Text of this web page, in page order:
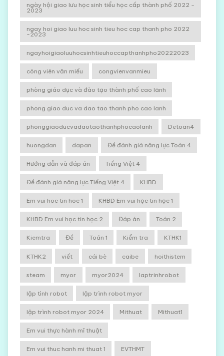
ngày hội giao lưu học sinh tiểu học cấp thành phố 2022 -
2023
ngay hoi giao luu hoc sinh tieu hoc cap thanh pho 2022
-2023
ngayhoigiaoluuhocsinhtieuhoccapthanhpho20222023
công viên văn miếu congvienvanmieu
phòng giáo dục và đào tạo thành phố cao lãnh
phong giao duc va dao tao thanh pho cao lanh
phonggiaoducvadaotaothanhphocaolanh Detoan4
huongdan dapan Đề đánh giá năng lực Toán 4
Hướng dẫn và đáp án Tiếng Việt 4
Đề đánh giá năng lực Tiếng Việt 4 KHBD
Em vui hoc tin hoc 1 KHBD Em vui học tin học 1
KHBD Em vui học tin học 2 Đáp án Toán 2
Kiemtra Đề Toán 1 Kiểm tra KTHK1
KTHK2 viết cái bè caibe hoithistem
steam myor myor2024 laptrinhrobot
lập tình robot lập trình robot myor
lập trình robot myor 2024 Mithuat Mithuat1
Em vui thực hành mĩ thuật
Em vui thuc hanh mi thuat 1 EVTHMT